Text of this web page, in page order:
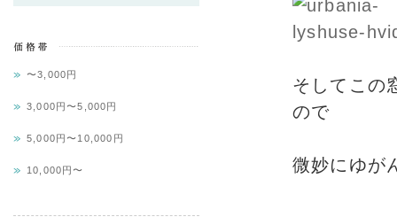
〜3,000円
3,000円〜5,000円
5,000円〜10,000円
10,000円〜
そしてこの
ので
微妙にゆが